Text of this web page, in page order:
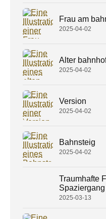
Frau am
2025-04-02
Alter
2025-04-02
Version
2025-04-02
Bahnsteig
2025-04-02
Traumhafte
2025-03-13